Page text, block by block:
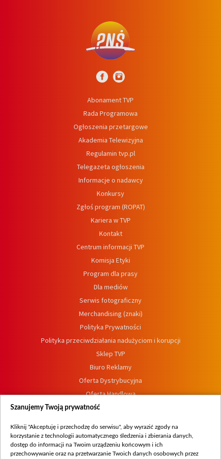
Abonament TVP
Rada Programowa
Ogłoszenia przetargowe
Akademia Telewizyjna
Regulamin tvp.pl
Telegazeta ogłoszenia
Informacje o nadawcy
Konkursy
Zgłoś program (ROPAT)
Kariera w TVP
Kontakt
Centrum informacji TVP
Komisja Etyki
Program dla prasy
Dla mediów
Serwis fotograficzny
Merchandising (znaki)
Polityka Prywatności
Polityka przeciwdziałania nadużyciom i korupcji
Sklep TVP
Biuro Reklamy
Oferta Dystrybucyjna
Oferta Handlowa
Dostępność
Procedura zgłoszeń wewnętrznych
Szanujemy Twoją prywatność
Kliknij "Akceptuję i przechodzę do serwisu", aby wyrazić zgody na
korzystanie z technologii automatycznego śledzenia i zbierania danych,
dostęp do informacji na Twoim urządzeniu końcowym i ich
przechowywanie oraz na przetwarzanie Twoich danych osobowych przez